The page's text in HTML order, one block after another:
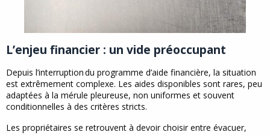
L’enjeu financier : un vide préoccupant
Depuis l’interruption du programme d’aide financière, la situation
est extrêmement complexe. Les aides disponibles sont rares, peu
adaptées à la mérule pleureuse, non uniformes et souvent
conditionnelles à des critères stricts.
Les propriétaires se retrouvent à devoir choisir entre évacuer,